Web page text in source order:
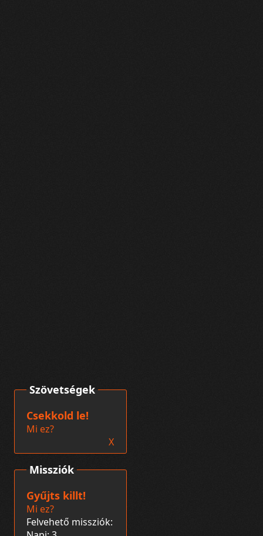
Missziók
Gyűjts killt!
Mi ez?
Felvehető missziók:
Szövetségek
Csekkold le!
Mi ez?
X